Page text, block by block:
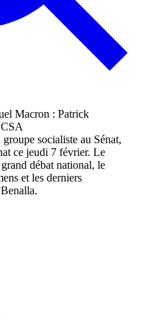
socialiste au Sénat,
ce jeudi 7 février. Le
débat national, le
et les derniers